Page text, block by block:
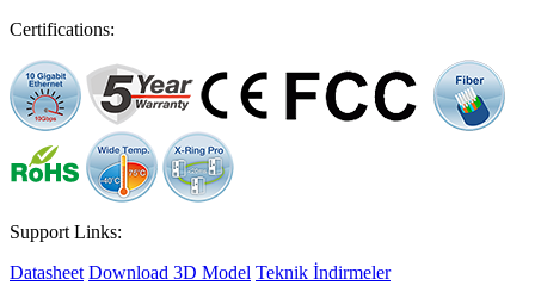
Certifications:
Support Links:
Datasheet Download 3D Model Teknik İndirmeler